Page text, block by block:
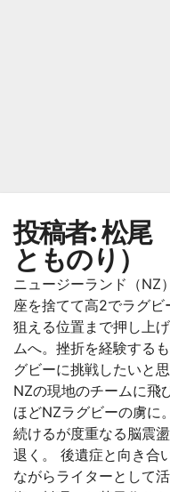
投稿者:松尾
とものり）
ニュージーランド（NZ
座を捨てて高2でラグ
狙える位置まで押し上
ムへ。挫折を経験する
グビーに挑戦したいと
NZの現地のチームに飛
ほどNZラグビーの虜に
続けるが度重なる脳震
退く。 後遺症と向き合
ながらライターとして